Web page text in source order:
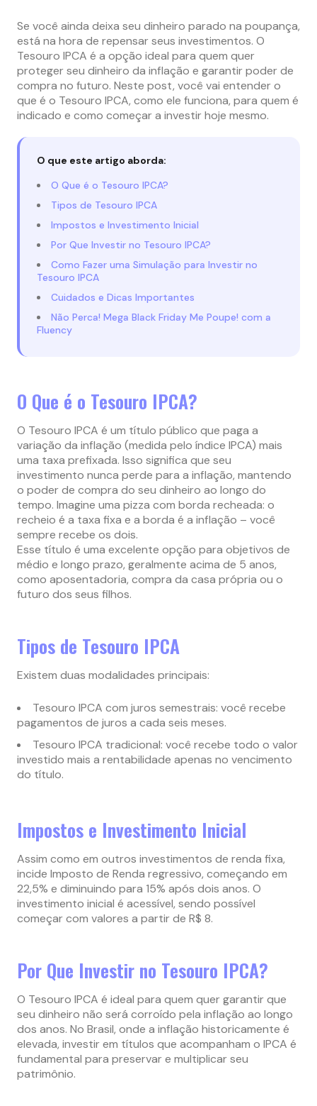
Se você ainda deixa seu dinheiro parado na poupança,
está na hora de repensar seus investimentos. O
Tesouro IPCA é a opção ideal para quem quer
proteger seu dinheiro da inflação e garantir poder de
compra no futuro. Neste post, você vai entender o
que é o Tesouro IPCA, como ele funciona, para quem é
indicado e como começar a investir hoje mesmo.
O que este artigo aborda:
O Que é o Tesouro IPCA?
Tipos de Tesouro IPCA
Impostos e Investimento Inicial
Por Que Investir no Tesouro IPCA?
Como Fazer uma Simulação para Investir no
Tesouro IPCA
Cuidados e Dicas Importantes
Não Perca! Mega Black Friday Me Poupe! com a
Fluency
O Que é o Tesouro IPCA?
O Tesouro IPCA é um título público que paga a
variação da inflação (medida pelo índice IPCA) mais
uma taxa prefixada. Isso significa que seu
investimento nunca perde para a inflação, mantendo
o poder de compra do seu dinheiro ao longo do
tempo. Imagine uma pizza com borda recheada: o
recheio é a taxa fixa e a borda é a inflação – você
sempre recebe os dois.
Esse título é uma excelente opção para objetivos de
médio e longo prazo, geralmente acima de 5 anos,
como aposentadoria, compra da casa própria ou o
futuro dos seus filhos.
Tipos de Tesouro IPCA
Existem duas modalidades principais:
Tesouro IPCA com juros semestrais: você recebe
pagamentos de juros a cada seis meses.
Tesouro IPCA tradicional: você recebe todo o valor
investido mais a rentabilidade apenas no vencimento
do título.
Impostos e Investimento Inicial
Assim como em outros investimentos de renda fixa,
incide Imposto de Renda regressivo, começando em
22,5% e diminuindo para 15% após dois anos. O
investimento inicial é acessível, sendo possível
começar com valores a partir de R$ 8.
Por Que Investir no Tesouro IPCA?
O Tesouro IPCA é ideal para quem quer garantir que
seu dinheiro não será corroído pela inflação ao longo
dos anos. No Brasil, onde a inflação historicamente é
elevada, investir em títulos que acompanham o IPCA é
fundamental para preservar e multiplicar seu
patrimônio.